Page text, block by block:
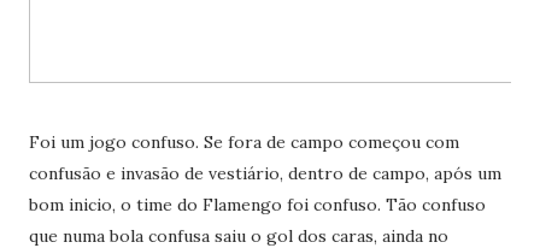
Foi um jogo confuso. Se fora de campo começou com
confusão e invasão de vestiário, dentro de campo, após um
bom inicio, o time do Flamengo foi confuso. Tão confuso
que numa bola confusa saiu o gol dos caras, ainda no